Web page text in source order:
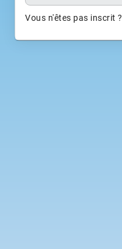
Vous n'êtes pas inscrit ?